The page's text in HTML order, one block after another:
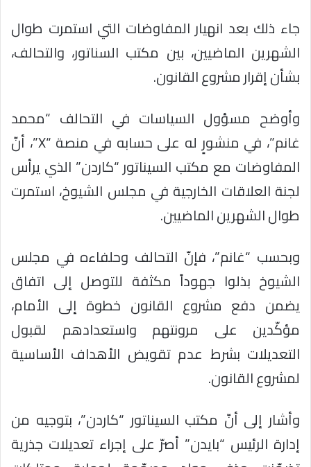
جاء ذلك بعد انهيار المفاوضات التي استمرت طوال
الشهرين الماضيين، بين مكتب السناتور، والتحالف،
بشأن إقرار مشروع القانون.
وأوضح مسؤول السياسات في التحالف “محمد
غانم”، في منشورٍ له على حسابه في منصة “X”، أنّ
المفاوضات مع مكتب السيناتور “كاردن” الذي يرأس
لجنة العلاقات الخارجية في مجلس الشيوخ، استمرت
طوال الشهرين الماضيين.
وبحسب “غانم”، فإنّ التحالف وحلفاءه في مجلس
الشيوخ بذلوا جهوداً مكثفة للتوصل إلى اتفاق
يضمن دفع مشروع القانون خطوة إلى الأمام،
مؤكّدين على مرونتهم واستعدادهم لقبول
التعديلات بشرط عدم تقويض الأهداف الأساسية
لمشروع القانون.
وأشار إلى أنّ مكتب السيناتور “كاردن”، بتوجيه من
إدارة الرئيس “بايدن” أصرّ على إجراء تعديلات جذرية